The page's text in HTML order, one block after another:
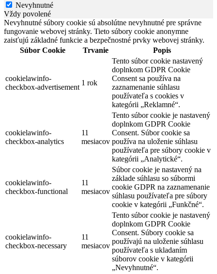
Nevyhnutné
Vždy povolené
Nevyhnutné súbory cookie sú absolútne nevyhnutné pre správne
fungovanie webovej stránky. Tieto súbory cookie anonymne
zaisťujú základné funkcie a bezpečnostné prvky webovej stránky.
Súbor Cookie
Trvanie Popis
cookielawinfo-
checkbox-advertisement
1 rok
Tento súbor cookie nastavený
doplnkom GDPR Cookie
Consent sa používa na
zaznamenanie súhlasu
používateľa s cookies v
kategórii „Reklamné“.
cookielawinfo-
checkbox-analytics
11
mesiacov
Tento súbor cookie je nastavený
doplnkom GDPR Cookie
Consent. Súbor cookie sa
používa na uloženie súhlasu
používateľa pre súbory cookie v
kategórii „Analytické“.
cookielawinfo-
checkbox-functional
11
mesiacov
Súbor cookie je nastavený na
základe súhlasu so súbormi
cookie GDPR na zaznamenanie
súhlasu používateľa pre súbory
cookie v kategórii „Funkčné“.
cookielawinfo-
checkbox-necessary
11
mesiacov
Tento súbor cookie je nastavený
doplnkom GDPR Cookie
Consent. Súbory cookie sa
používajú na uloženie súhlasu
používateľa s ukladaním
súborov cookie v kategórii
„Nevyhnutné“.